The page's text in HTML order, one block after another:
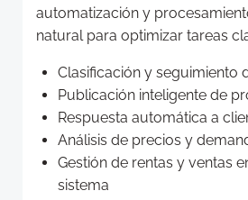
automatización y
natural para optimizar tareas
Clasificación y seguimiento
Publicación inteligente de
Respuesta automática a
Análisis de precios y
Gestión de rentas y ventas
sistema